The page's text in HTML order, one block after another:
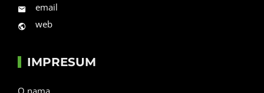
email
web
IMPRESUM
O nama